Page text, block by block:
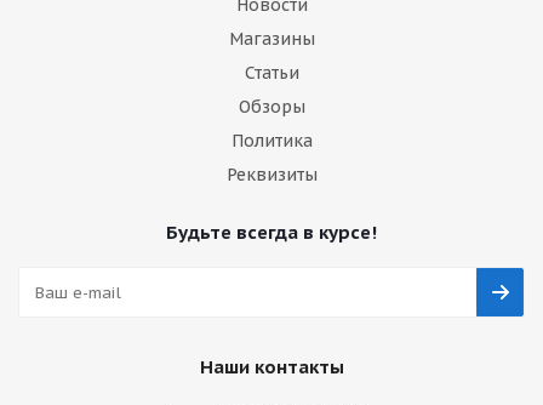
Новости
Магазины
Статьи
Обзоры
Политика
Реквизиты
Будьте всегда в курсе!
Наши контакты